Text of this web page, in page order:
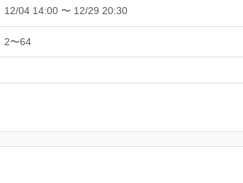
12/04 14:00 〜 12/29 20:30
2〜64